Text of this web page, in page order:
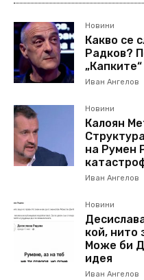
Новини
Какво се
Радков?
Иван Ангелов
Новини
Калоян
на Румен
Иван Ангелов
Новини
кой, нито
Може би
идея
Иван Ангелов